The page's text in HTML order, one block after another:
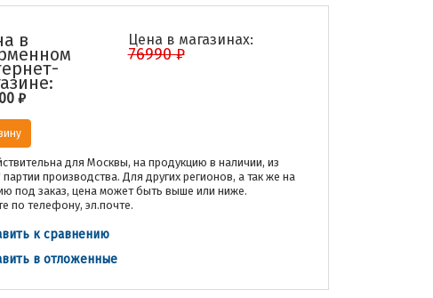
в
₽
Цена в магазинах:
76990 ₽
для Москвы, на продукцию в наличии, из
производства. Для других регионов, а так же на
под заказ, цена может быть выше или ниже.
по телефону, эл.почте.
к сравнению
в отложенные